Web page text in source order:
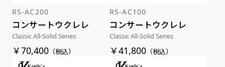
RS-AC200
コンサートウクレレ
Classic All-Solid Series
￥70,400（税込）
RS-AC100
コンサートウクレレ
Classic All-Solid Series
￥41,800 （税込）